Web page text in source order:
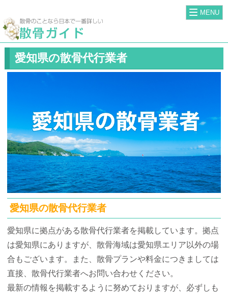
MENU
愛知県の散骨代行業者
愛知県の散骨代行業者
愛知県に拠点がある散骨代行業者を掲載しています。拠点
は愛知県にありますが、散骨海域は愛知県エリア以外の場
合もございます。また、散骨プランや料金につきましては
直接、散骨代行業者へお問い合わせください。
最新の情報を掲載するように努めておりますが、必ずしも